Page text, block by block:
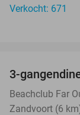
Verkocht: 671
3-
Beachclub Far
Zandvoort (6